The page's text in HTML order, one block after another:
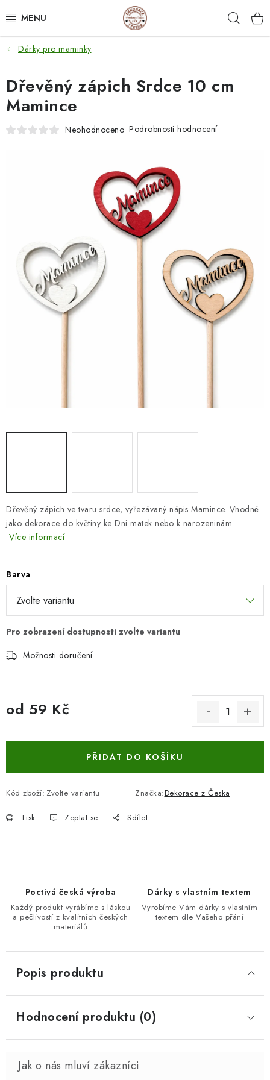
na
NEJPRODÁVANĚJŠÍ
SVATEBNÍ DARY/ DEKORACE 💍
DÁRKOVÉ BOXY A KRABIČKY
PERSONALIZOVANÉ DÁRKY ✨
DŘEVĚNÉ DEKORACE
SEZÓNNÍ DEKORACE
DÁRKY Z LÁSKY
Doprava a platba Obchodní podmínky
Vrácení zboží
Dárky pro maminky
Dřevěný zápich ve tvaru srdce, vyřezávaný nápis Mamince. Vhodné
jako dekorace do květiny ke Dni matek nebo k narozeninám.
Více informací
Barva
Možnosti doručení
od 59 Kč
PŘIDAT DO KOŠÍKU
Kód zboží: Zvolte variantu Značka:Dekorace z Česka
Tisk Zeptat se Sdílet
Dřevěný zápich Srdce 10 cm
Mamince
Neohodnoceno Podrobnosti hodnocení
Poctivá česká výroba
Každý produkt vyrábíme s láskou
a pečlivostí z kvalitních českých
materiálů
Dárky s vlastním textem
Vyrobíme Vám dárky s vlastním
textem dle Vašeho přání
Popis produktu
Hodnocení produktu (0)